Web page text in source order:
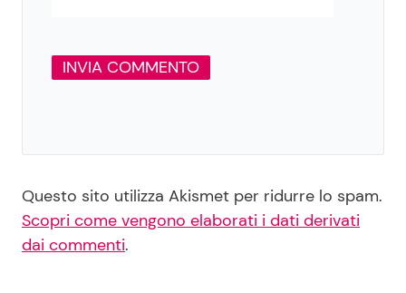
Questo sito utilizza Akismet per ridurre lo spam.
Scopri come vengono elaborati i dati derivati
dai commenti.